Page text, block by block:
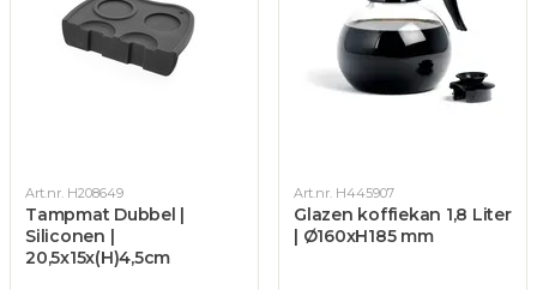
Art.nr. H208649
Tampmat Dubbel |
Siliconen |
20,5x15x(H)4,5cm
Art.nr. H445907
Glazen koffiekan 1,8 Liter
| Ø160xH185 mm